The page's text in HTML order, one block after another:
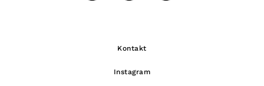
Kontakt
Instagram